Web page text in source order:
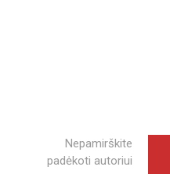
Nepamirškite
padėkoti autoriui